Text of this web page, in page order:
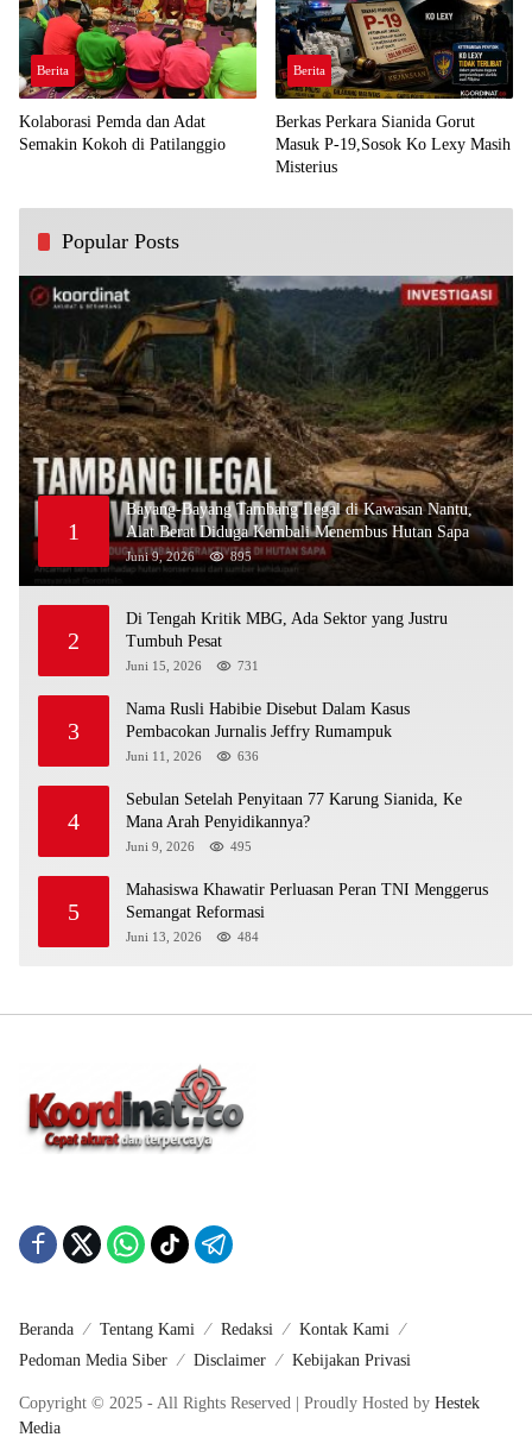
Berita
Kolaborasi Pemda dan Adat
Semakin Kokoh di Patilanggio
Berita
Berkas Perkara Sianida Gorut
Masuk P-19,Sosok Ko Lexy Masih
Misterius
Popular Posts
1
Bayang-Bayang Tambang Ilegal di Kawasan Nantu,
Alat Berat Diduga Kembali Menembus Hutan Sapa
Juni 9, 2026 895
2
Di Tengah Kritik MBG, Ada Sektor yang Justru
Tumbuh Pesat
Juni 15, 2026 731
3
Nama Rusli Habibie Disebut Dalam Kasus
Pembacokan Jurnalis Jeffry Rumampuk
Juni 11, 2026 636
4
Sebulan Setelah Penyitaan 77 Karung Sianida, Ke
Mana Arah Penyidikannya?
Juni 9, 2026 495
5
Mahasiswa Khawatir Perluasan Peran TNI Menggerus
Semangat Reformasi
Juni 13, 2026 484
Beranda Tentang Kami Redaksi
Kontak Kami
Pedoman Media Siber
Disclaimer Kebijakan Privasi
Copyright © 2025 - All Rights Reserved | Proudly Hosted by Hestek
Media